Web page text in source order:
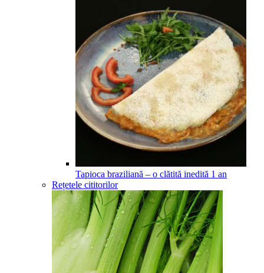
Tapioca braziliană – o clătită inedită 1 an
Rețetele cititorilor